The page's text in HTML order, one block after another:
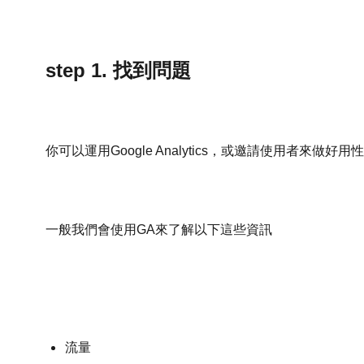
step 1. 找到問題
你可以運用Google Analytics，或邀請使用者來做好用
一般我們會使用GA來了解以下這些資訊
流量